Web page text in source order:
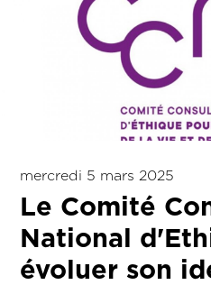
mercredi 5 mars 2025
Le Comité
National
évoluer son